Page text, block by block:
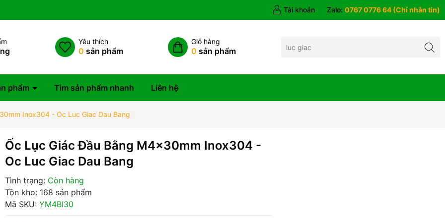
Tài khoản Zalo: 0767 0776 64 (Chỉ nhắn tin)
Yêu thích
0 sản phẩm
Giỏ hàng
0 sản phẩm
phẩm Tìm sản phẩm nhanh Liên hệ
Inox304 - Oc Luc Giac Dau Bang
Ốc Lục Giác Đầu Bằng M4x30mm Inox304 -
Oc Luc Giac Dau Bang
Tình trạng: Còn hàng
Tồn kho: 168 sản phẩm
Mã SKU: YM4BI30